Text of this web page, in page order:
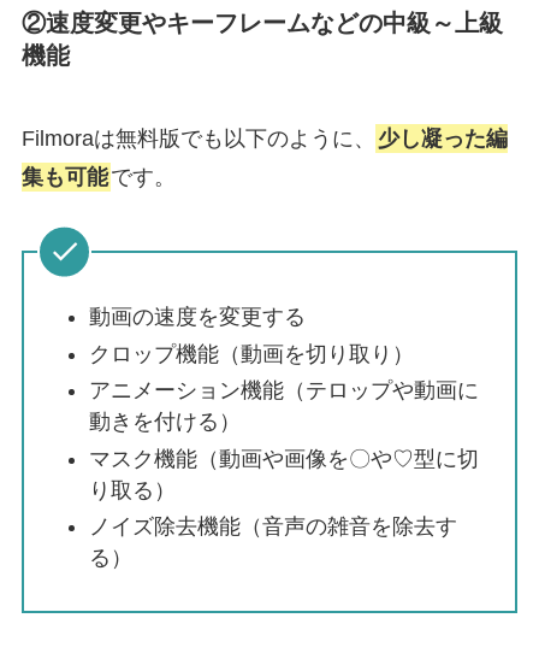
②速度変更やキーフレームなどの中級～上級
機能
Filmoraは無料版でも以下のように、
少し凝った編
集も可能です。
動画の速度を変更する
クロップ機能（動画を切り取り）
アニメーション機能（テロップや動画に
動きを付ける）
マスク機能（動画や画像を〇や♡型に切
り取る）
ノイズ除去機能（音声の雑音を除去す
る）